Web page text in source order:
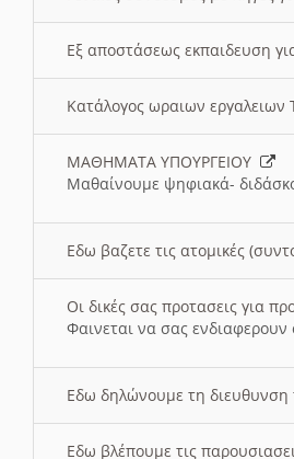
Εξ αποστάσεως εκπαιδευση
Κατάλογος ωραιων εργαλειων
ΜΑΘΗΜΑΤΑ ΥΠΟΥΡΓΕΙΟΥ
Μαθαίνουμε ψηφιακά-
Εδω βαζετε τις ατομικές
Οι δικές σας προτασεις για
Φαινεται να σας ενδιαφερουν
Εδω δηλώνουμε τη
Εδω βλέπουμε τις